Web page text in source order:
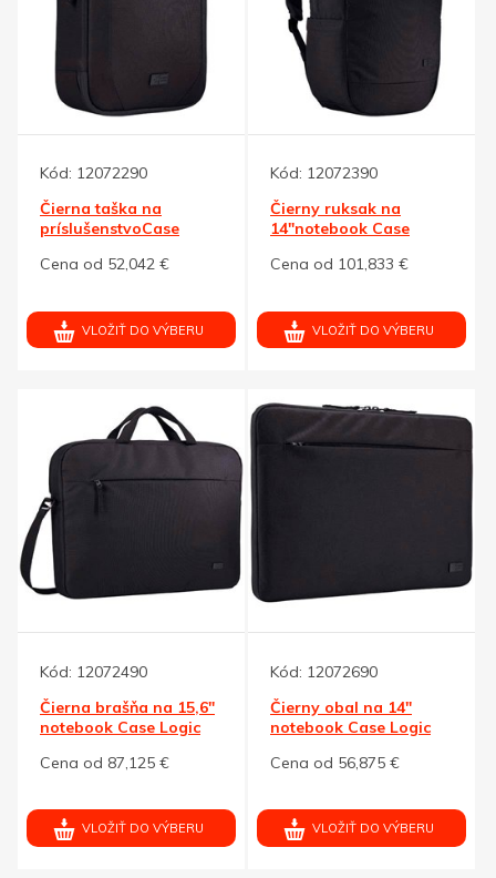
Kód: 12072290
Čierna taška na
príslušenstvoCase
Cena od 52,042 €
VLOŽIŤ DO VÝBERU
Kód: 12072390
Čierny ruksak na
14"notebook Case
Cena od 101,833 €
VLOŽIŤ DO VÝBERU
Kód: 12072490
Čierna brašňa na 15,6"
notebook Case Logic
Cena od 87,125 €
VLOŽIŤ DO VÝBERU
Kód: 12072690
Čierny obal na 14"
notebook Case Logic
Cena od 56,875 €
VLOŽIŤ DO VÝBERU